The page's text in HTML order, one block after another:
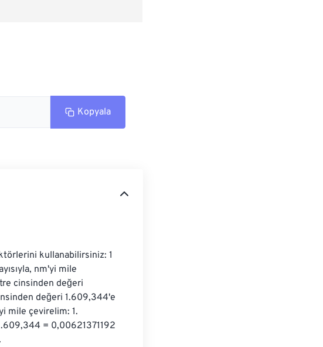
Kopyala
kullanabilirsiniz: 1
nm'yi mile
cinsinden değeri
değeri 1.609,344'e
mile çevirelim: 1.
= 0,00621371192